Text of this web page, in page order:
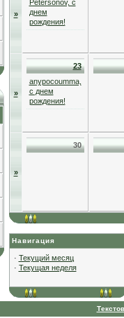
»
Petersonov, с
днем
рождения!
»
23
anypocoumma,
с днем
рождения!
»
30
Навигация
· Текущий месяц
· Текущая неделя